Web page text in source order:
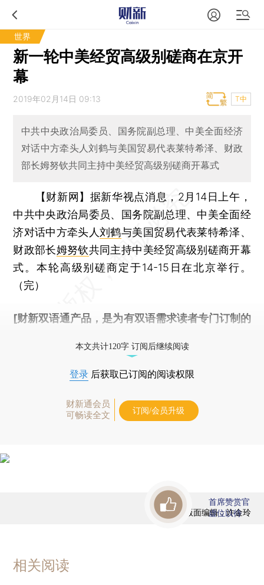
世界
新一轮中美经贸高级别磋商在京开
幕
2019年02月14日 09:13 T中
中共中央政治局委员、国务院副总理、中美全面经济
对话中方牵头人刘鹤与美国贸易代表莱特希泽、财政
部长姆努钦共同主持中美经贸高级别磋商开幕式
【财新网】 据新华视点消息，2月14日上午，
中共中央政治局委员、国务院副总理、中美全面经
济对话中方牵头人刘鹤与美国贸易代表莱特希泽、
财政部长姆努钦共同主持中美经贸高级别磋商开幕
式。本轮高级别磋商定于14-15日在北京举行。
（完）
[财新双语通产品，是为有双语需求读者专门订制的
本文共计120字 订阅后继续阅读
登录 后获取已订阅的阅读权限
财新通会员
可畅读全文
订阅/会员升级
版面编辑：许金玲
首席赞赏官
虚位以待
相关阅读